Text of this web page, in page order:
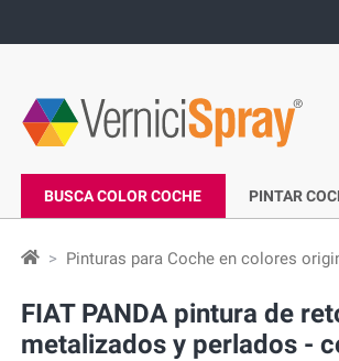
BUSCA COLOR COCHE PINTAR
Pinturas para Coche en colores
FIAT PANDA pintura de
metalizados y perlados -